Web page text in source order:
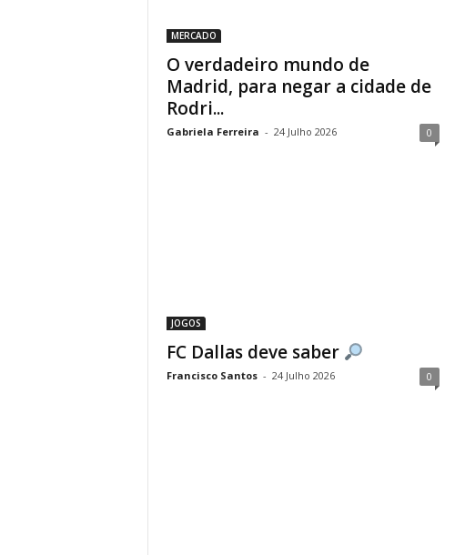
MERCADO
O verdadeiro mundo de
Madrid, para negar a cidade de
Rodri...
Gabriela Ferreira - 24 Julho 2026 0
JOGOS
FC Dallas deve saber
Francisco Santos - 24 Julho 2026 0